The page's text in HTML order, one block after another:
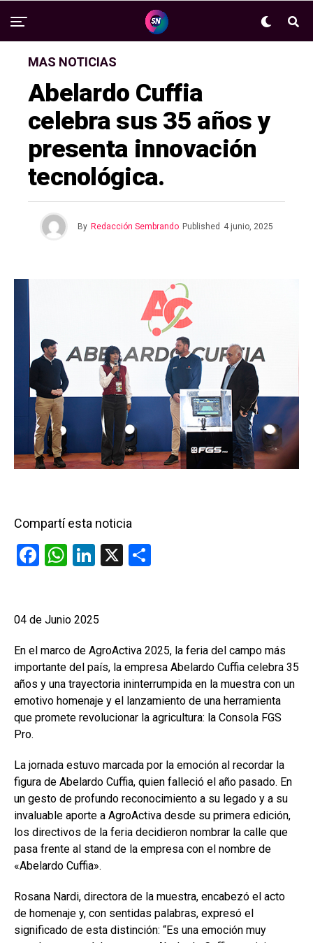
MAS NOTICIAS
Abelardo Cuffia
celebra sus 35 años y
presenta innovación
tecnológica.
By Redacción Sembrando Published 4 junio, 2025
Compartí esta noticia
F
b
o
o
k
W
s
A
p
p
Li
dI
n
X
ar
tir
04 de Junio 2025
En el marco de AgroActiva 2025, la feria del campo más
importante del país, la empresa Abelardo Cuffia celebra 35
años y una trayectoria ininterrumpida en la muestra con un
emotivo homenaje y el lanzamiento de una herramienta
que promete revolucionar la agricultura: la Consola FGS
Pro.
La jornada estuvo marcada por la emoción al recordar la
figura de Abelardo Cuffia, quien falleció el año pasado. En
un gesto de profundo reconocimiento a su legado y a su
invaluable aporte a AgroActiva desde su primera edición,
los directivos de la feria decidieron nombrar la calle que
pasa frente al stand de la empresa con el nombre de
«Abelardo Cuffia».
Rosana Nardi, directora de la muestra, encabezó el acto
de homenaje y, con sentidas palabras, expresó el
significado de esta distinción: “Es una emoción muy